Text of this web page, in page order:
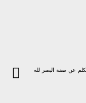
تكلم عن صفة البصر لله